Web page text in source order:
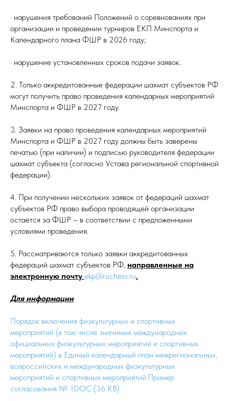
· нарушения требований Положений о соревнованиях при
организации и проведении турниров ЕКП Минспорта и
Календарного плана ФШР в 2026 году;
· нарушение установленных сроков подачи заявок.
2. Только аккредитованные федерации шахмат субъектов РФ
могут получить право проведения календарных мероприятий
Минспорта и ФШР в 2027 году.
3. Заявки на право проведения календарных мероприятий
Минспорта и ФШР в 2027 году должны быть заверены
печатью (при наличии) и подписью руководителя федерации
шахмат субъекта (согласно Устава региональной спортивной
федерации).
4. При получении нескольких заявок от федераций шахмат
субъектов РФ право выбора проводящей организации
остается за ФШР – в соответствии с предложенными
условиями проведения.
5. Рассматриваются только заявки аккредитованных
федераций шахмат субъектов РФ, направленные на
электронную почту ekp@ruchess.ru.
Для информации
Порядок включения физкультурных и спортивных
мероприятий (в том числе значимых международных
официальных физкультурных мероприятий и спортивных
мероприятий) в Единый календарный план межрегиональных,
всероссийских и международных физкультурных
мероприятий и спортивных мероприятий.Пример
согласования № 1DOC (36 KB)